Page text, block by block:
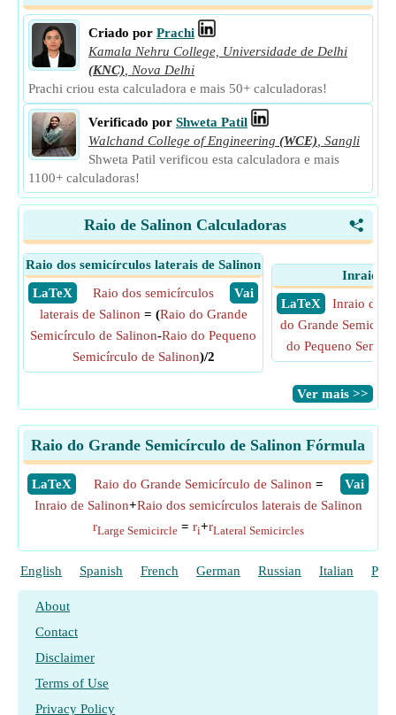
Criado por Prachi
Kamala Nehru College, Universidade de Delhi
(KNC)
Nova Delhi
Prachi criou esta calculadora e mais 50+ calculadoras!
Verificado por Shweta Patil
Walchand College of Engineering (WCE) Sangli
Shweta Patil verificou esta calculadora e mais
1100+ calculadoras!
<
Raio de Salinon Calculadoras
Raio dos semicírculos laterais de Salinon
​ LaTeX
​ Vai
Raio dos semicírculos
laterais de Salinon = (Raio do Grande
Semicírculo de Salinon-Raio do Pequeno
Semicírculo de Salinon)/2
Inraio
​ LaTeX
Inraio de
do Grande
do Pequeno
​Ver mais >>
Raio do Grande Semicírculo de Salinon Fórmula
​LaTeX ​Vai
Raio do Grande Semicírculo de Salinon =
Inraio de Salinon+Raio dos semicírculos laterais de Salinon
rLarge Semicircle = ri+rLateral Semicircles
English Spanish French German Russian Italian
About
Contact
Disclaimer
Terms of Use
Privacy Policy